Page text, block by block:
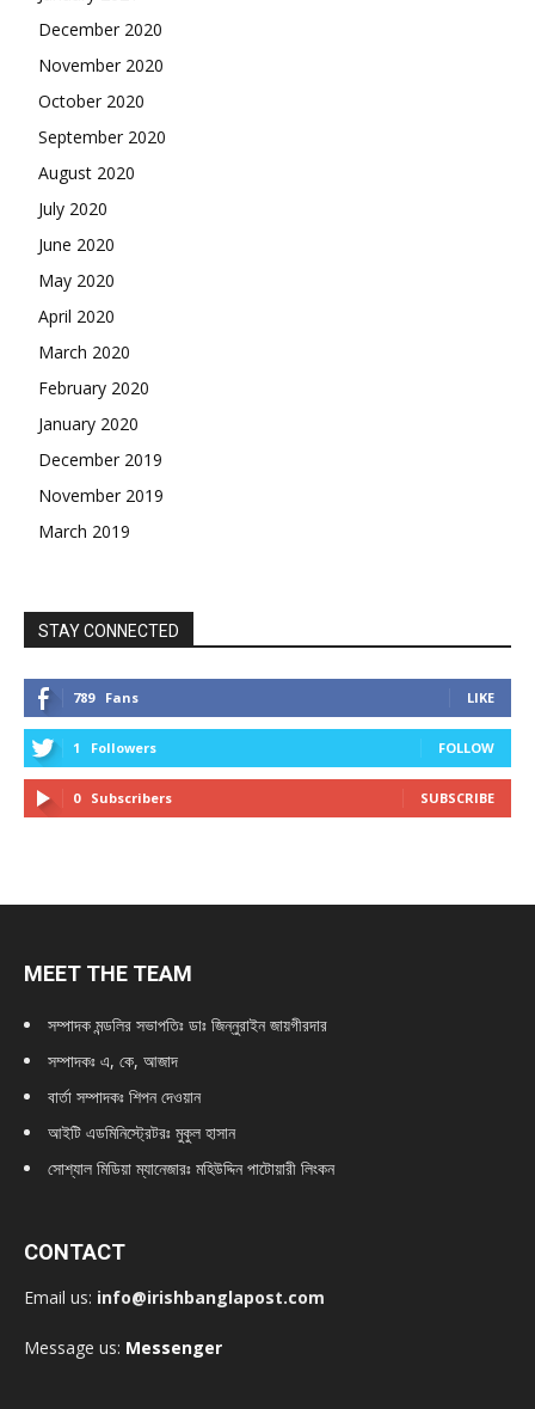
December 2020
November 2020
October 2020
September 2020
August 2020
July 2020
June 2020
May 2020
April 2020
March 2020
February 2020
January 2020
December 2019
November 2019
March 2019
STAY CONNECTED
789 Fans LIKE
1 Followers FOLLOW
0 Subscribers SUBSCRIBE
MEET THE TEAM
সম্পাদক মন্ডলির সভাপতিঃ ডাঃ জিন্নুরাইন জায়গীরদার
সম্পাদকঃ এ, কে, আজাদ
বার্তা সম্পাদকঃ শিপন দেওয়ান
আইটি এডমিনিস্ট্রেটরঃ মুকুল হাসান
সোশ্যাল মিডিয়া ম্যানেজারঃ মহিউদ্দিন পাটোয়ারী লিংকন
CONTACT
Email us: info@irishbanglapost.com
Message us: Messenger